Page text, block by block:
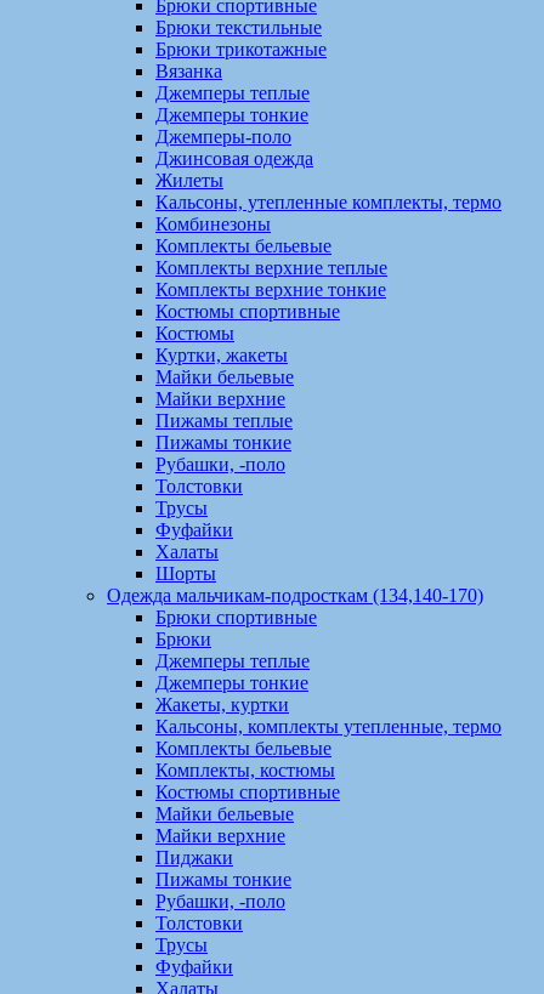
Брюки спортивные
Брюки текстильные
Брюки трикотажные
Вязанка
Джемперы теплые
Джемперы тонкие
Джемперы-поло
Джинсовая одежда
Жилеты
Кальсоны, утепленные комплекты, термо
Комбинезоны
Комплекты бельевые
Комплекты верхние теплые
Комплекты верхние тонкие
Костюмы спортивные
Костюмы
Куртки, жакеты
Майки бельевые
Майки верхние
Пижамы теплые
Пижамы тонкие
Рубашки, -поло
Толстовки
Трусы
Фуфайки
Халаты
Шорты
Одежда мальчикам-подросткам (134,140-170)
Брюки спортивные
Брюки
Джемперы теплые
Джемперы тонкие
Жакеты, куртки
Кальсоны, комплекты утепленные, термо
Комплекты бельевые
Комплекты, костюмы
Костюмы спортивные
Майки бельевые
Майки верхние
Пиджаки
Пижамы тонкие
Рубашки, -поло
Толстовки
Трусы
Фуфайки
Халаты